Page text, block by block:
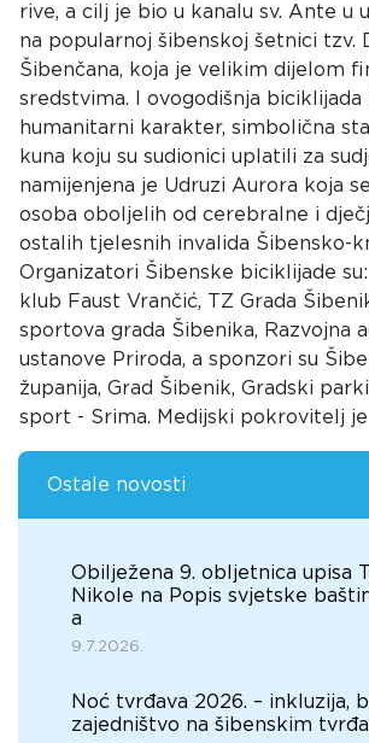
rive, a cilj je bio u kanalu sv. Ante u
na popularnoj šibenskoj šetnici tzv.
Šibenčana, koja je velikim dijelom
sredstvima. I ovogodišnja biciklijada
humanitarni karakter, simbolična
kuna koju su sudionici uplatili za
namijenjena je Udruzi Aurora koja
osoba oboljelih od cerebralne i
ostalih tjelesnih invalida Šibensko-
Organizatori Šibenske biciklijade
klub Faust Vrančić, TZ Grada
sportova grada Šibenika, Razvojna
ustanove Priroda, a sponzori su
županija, Grad Šibenik, Gradski
sport - Srima. Medijski pokrovitelj je
Ostale novosti
Obilježena 9. obljetnica upisa
Nikole na Popis svjetske
a
9.7.2026.
Noć tvrđava 2026. – inkluzija,
zajedništvo na šibenskim